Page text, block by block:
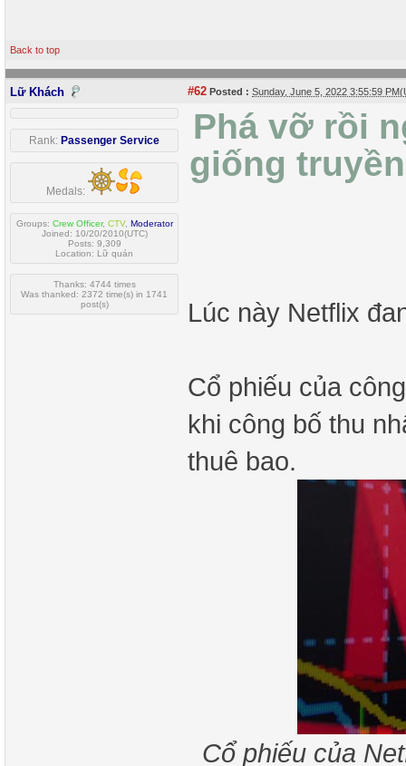
Back to top
Lữ Khách #62 Posted : Sunday, June 5, 2022 3:55:59
Rank: Passenger Service
Medals:
Groups: Crew Officer, CTV, Moderator
Joined: 10/20/2010(UTC)
Posts: 9,309
Location: Lữ quán
Thanks: 4744 times
Was thanked: 2372 time(s) in 1741
post(s)
Phá vỡ rồi
giống
Lúc này Netflix
Cổ phiếu của
khi công bố thu
thuê bao.
Cổ phiếu của